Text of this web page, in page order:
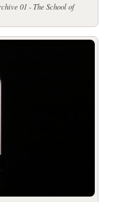
01 - The School of